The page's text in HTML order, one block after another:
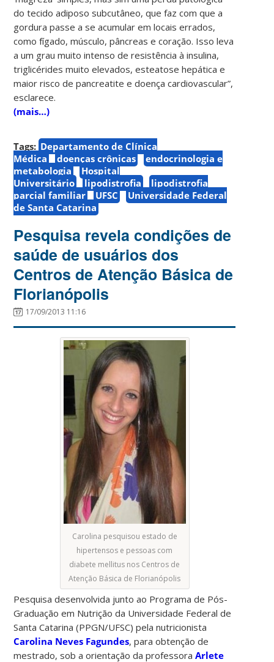
do tecido adiposo subcutâneo, que faz com que a
gordura passe a se acumular em locais errados,
como fígado, músculo, pâncreas e coração. Isso leva
a um grau muito intenso de resistência à insulina,
triglicérides muito elevados, esteatose hepática e
maior risco de pancreatite e doença cardiovascular”,
esclarece.
(mais…)
Tags: Departamento de Clínica
Médica
doenças crônicas
endocrinologia e
metabologia
Hospital
Universitário
lipodistrofia
lipodistrofia
parcial familiar
UFSC
Universidade Federal
de Santa Catarina
Pesquisa revela condições de
saúde de usuários dos
Centros de Atenção Básica de
Florianópolis
17/09/2013 11:16
Carolina pesquisou estado de
hipertensos e pessoas com
diabete mellitus nos Centros de
Atenção Básica de Florianópolis
Pesquisa desenvolvida junto ao Programa de Pós-
Graduação em Nutrição da Universidade Federal de
Santa Catarina (PPGN/UFSC) pela nutricionista
Carolina Neves Fagundes, para obtenção de
mestrado, sob a orientação da professoraArlete